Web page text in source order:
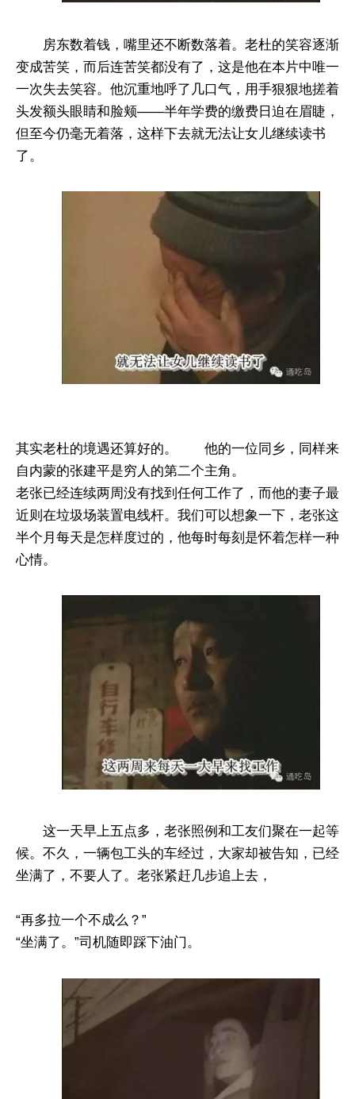
房东数着钱，嘴里还不断数落着。老杜的笑容逐渐
变成苦笑，而后连苦笑都没有了，这是他在本片中唯一
一次失去笑容。他沉重地呼了几口气，用手狠狠地搓着
头发额头眼睛和脸颊——半年学费的缴费日迫在眉睫，
但至今仍毫无着落，这样下去就无法让女儿继续读书
了。
其实老杜的境遇还算好的。 他的一位同乡，同样来
自内蒙的张建平是穷人的第二个主角。
老张已经连续两周没有找到任何工作了，而他的妻子最
近则在垃圾场装置电线杆。我们可以想象一下，老张这
半个月每天是怎样度过的，他每时每刻是怀着怎样一种
心情。
这一天早上五点多，老张照例和工友们聚在一起等
候。不久，一辆包工头的车经过，大家却被告知，已经
坐满了，不要人了。老张紧赶几步追上去，
“再多拉一个不成么？”
“坐满了。”司机随即踩下油门。